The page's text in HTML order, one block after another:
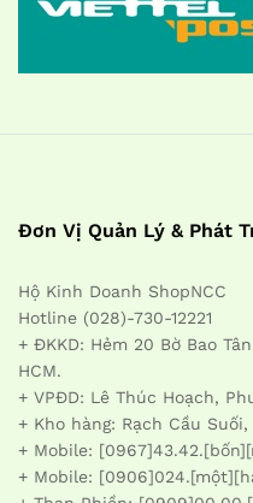
Đơn Vị Quản Lý & Phát
Hộ Kinh Doanh ShopNCC
Hotline (028)-730-12221
+ ĐKKD: Hẻm 20 Bờ Bao
HCM.
+ VPĐD: Lê Thúc Hoạch,
+ Kho hàng: Rạch Cầu
+ Mobile:
+ Mobile: